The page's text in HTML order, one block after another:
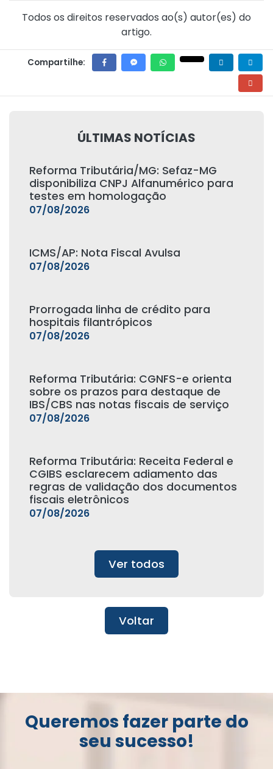
Todos os direitos reservados ao(s) autor(es) do
artigo.
Compartilhe:
ÚLTIMAS NOTÍCIAS
Reforma Tributária/MG: Sefaz-MG
disponibiliza CNPJ Alfanumérico para
testes em homologação
07/08/2026
ICMS/AP: Nota Fiscal Avulsa
07/08/2026
Prorrogada linha de crédito para
hospitais filantrópicos
07/08/2026
Reforma Tributária: CGNFS-e orienta
sobre os prazos para destaque de
IBS/CBS nas notas fiscais de serviço
07/08/2026
Reforma Tributária: Receita Federal e
CGIBS esclarecem adiamento das
regras de validação dos documentos
fiscais eletrônicos
07/08/2026
Ver todos
Voltar
Queremos fazer parte do
seu sucesso!